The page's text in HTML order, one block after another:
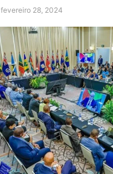
fevereiro 28, 2024